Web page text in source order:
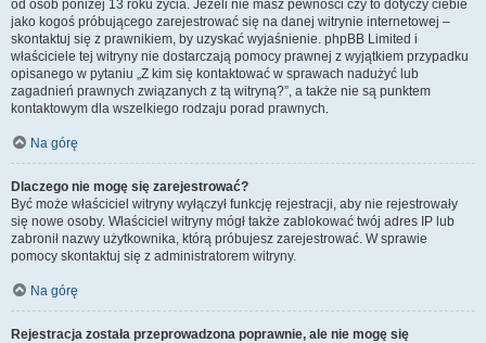
od osób poniżej 13 roku życia. Jeżeli nie masz pewności czy to dotyczy ciebie
jako kogoś próbującego zarejestrować się na danej witrynie internetowej –
skontaktuj się z prawnikiem, by uzyskać wyjaśnienie. phpBB Limited i
właściciele tej witryny nie dostarczają pomocy prawnej z wyjątkiem przypadku
opisanego w pytaniu „Z kim się kontaktować w sprawach nadużyć lub
zagadnień prawnych związanych z tą witryną?”, a także nie są punktem
kontaktowym dla wszelkiego rodzaju porad prawnych.
Na górę
Dlaczego nie mogę się zarejestrować?
Być może właściciel witryny wyłączył funkcję rejestracji, aby nie rejestrowały
się nowe osoby. Właściciel witryny mógł także zablokować twój adres IP lub
zabronił nazwy użytkownika, którą próbujesz zarejestrować. W sprawie
pomocy skontaktuj się z administratorem witryny.
Na górę
Rejestracja została przeprowadzona poprawnie, ale nie mogę się